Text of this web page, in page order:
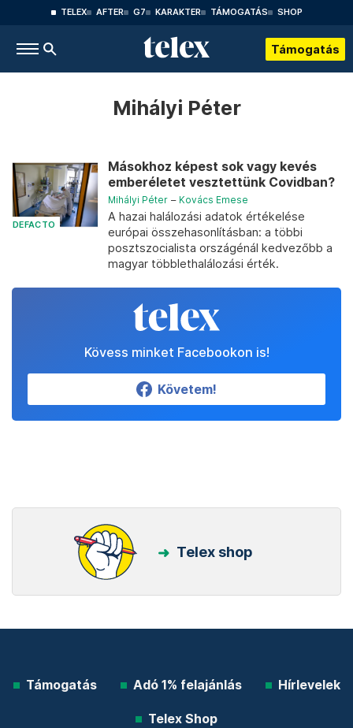
TELEX AFTER G7 KARAKTER TÁMOGATÁS SHOP
Támogatás
Mihályi Péter
DEFACTO
Másokhoz képest sok vagy kevés
emberéletet vesztettünk Covidban?
Mihályi Péter – Kovács Emese
A hazai halálozási adatok értékelése
európai összehasonlításban: a többi
posztszocialista országénál kedvezőbb a
magyar többlethalálozási érték.
Kövess minket Facebookon is!
Követem!
Telex shop
Támogatás Adó 1% felajánlás Hírlevelek
Telex Shop